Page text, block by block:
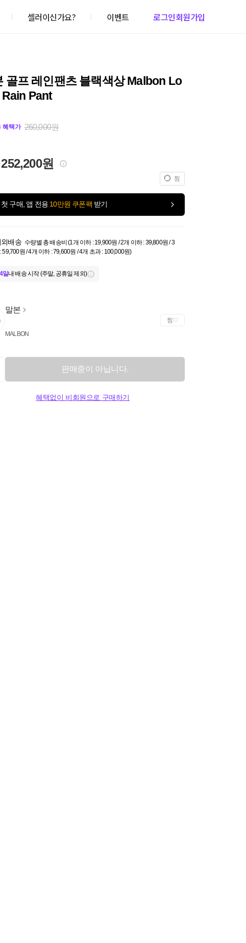
셀러이신가요? 이벤트 로그인회원가입
골프 레인팬츠 블랙색상 Malbon Lo
Pant
혜택가 260,000원
252,200원
찜
첫 구매, 앱 전용 10만원 쿠폰팩 받기
배송 수량별 총 배송비 (1개 이하 : 19,900원 / 2개 이하 : 39,800원 / 3
59,700원 / 4개 이하 : 79,600원 / 4개 초과 : 100,000원)
일내 배송 시작 (주말, 공휴일 제외)
말본
MALBON
찜
판매중이 아닙니다.
혜택없이 비회원으로 구매하기